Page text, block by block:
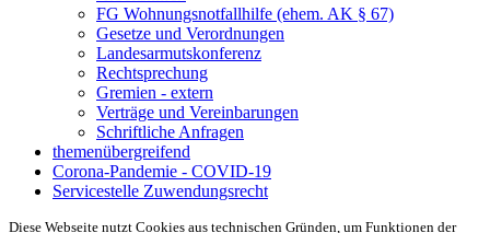
FG Wohnungsnotfallhilfe (ehem. AK § 67)
Gesetze und Verordnungen
Landesarmutskonferenz
Rechtsprechung
Gremien - extern
Verträge und Vereinbarungen
Schriftliche Anfragen
themenübergreifend
Corona-Pandemie - COVID-19
Servicestelle Zuwendungsrecht
Diese Webseite nutzt Cookies aus technischen Gründen, um Funktionen der